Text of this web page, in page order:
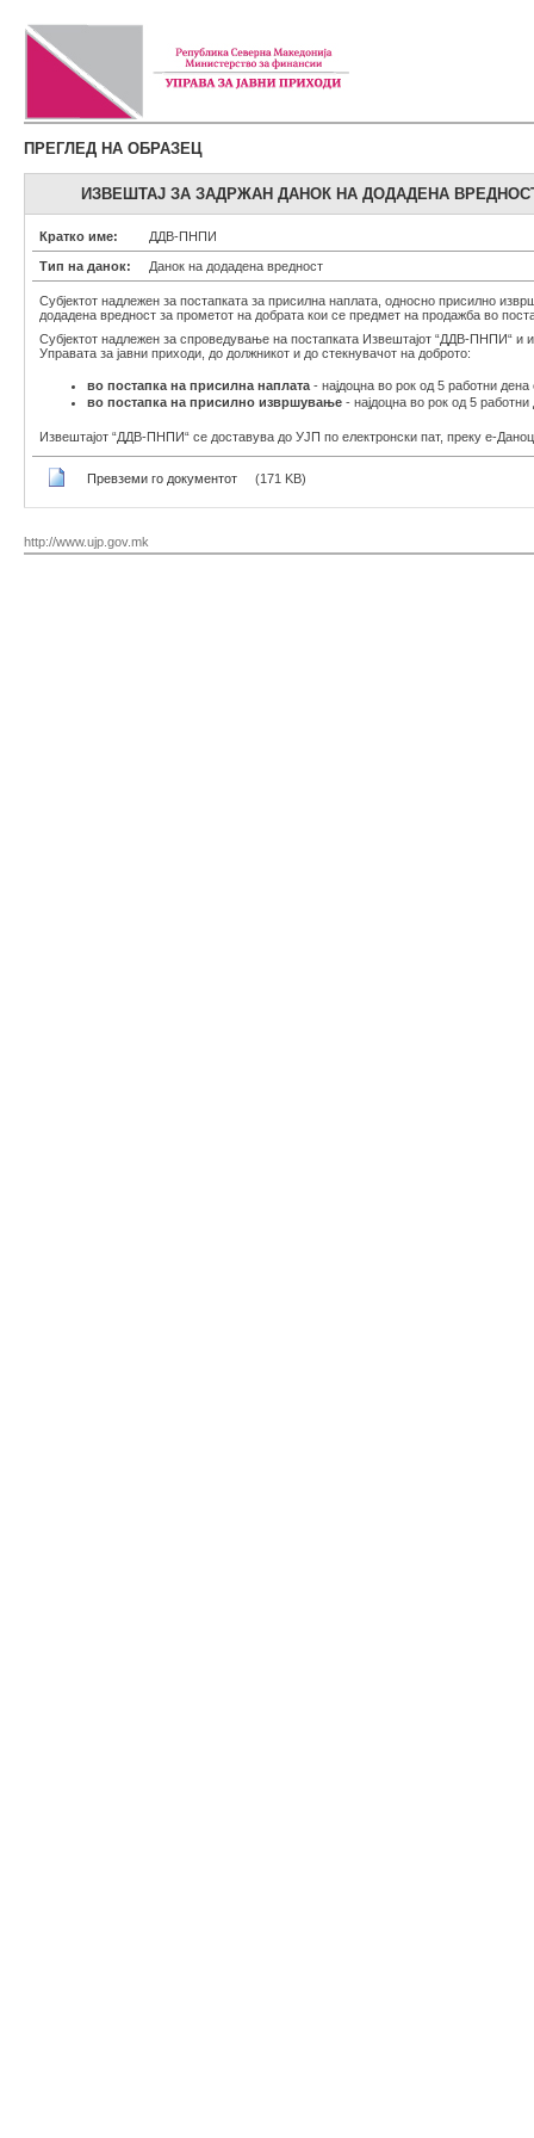
ПРЕГЛЕД НА ОБРАЗЕЦ
ИЗВЕШТАЈ ЗА ЗАДРЖАН ДАНОК НА ДОДАДЕНА
Кратко име: ДДВ-ПНПИ
Тип на данок: Данок на додадена вредност
Субјектот надлежен за постапката за присилна наплата, односно присилно
додадена вредност за прометот на добрата кои се предмет на продажба во
Субјектот надлежен за спроведување на постапката Извештајот “ДДВ-ПНПИ“ и
Управата за јавни приходи, до должникот и до стекнувачот на доброто:
во постапка на присилна наплата - најдоцна во рок од 5 работни
во постапка на присилно извршување - најдоцна во рок од 5
Извештајот “ДДВ-ПНПИ“ се доставува до УЈП по електронски пат, преку е-
Превземи го документот (171 KB)
http://www.ujp.gov.mk